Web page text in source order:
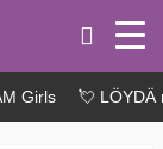
Girls 💘 LÖYDÄ